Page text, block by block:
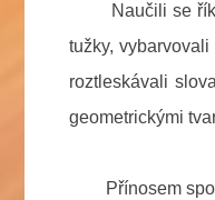
Naučili se
tužky,
roztleskávali
geometrickými
Přínosem